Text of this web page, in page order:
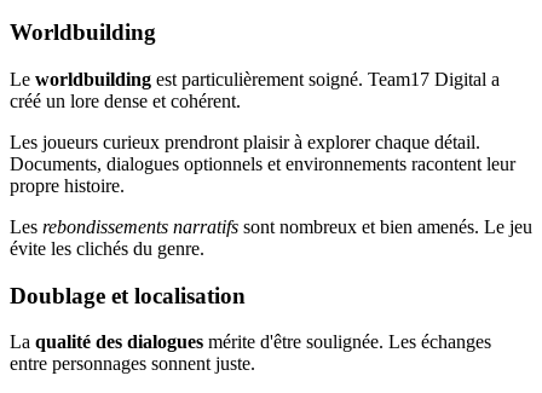
Worldbuilding
Le worldbuilding est particulièrement soigné. Team17 Digital a
créé un lore dense et cohérent.
Les joueurs curieux prendront plaisir à explorer chaque détail.
Documents, dialogues optionnels et environnements racontent leur
propre histoire.
Les rebondissements narratifs sont nombreux et bien amenés. Le jeu
évite les clichés du genre.
Doublage et localisation
La qualité des dialogues mérite d'être soulignée. Les échanges
entre personnages sonnent juste.